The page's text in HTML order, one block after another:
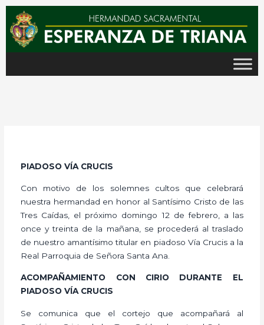
contenido
PIADOSO VÍA CRUCIS
Con motivo de los solemnes cultos que celebrará
nuestra hermandad en honor al Santísimo Cristo de las
Tres Caídas, el próximo domingo 12 de febrero, a las
once y treinta de la mañana, se procederá al traslado
de nuestro amantísimo titular en piadoso Vía Crucis a la
Real Parroquia de Señora Santa Ana.
ACOMPAÑAMIENTO CON CIRIO DURANTE EL
PIADOSO VÍA CRUCIS
Se comunica que el cortejo que acompañará al